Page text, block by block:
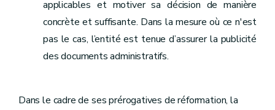
applicables et motiver sa décision de manière
concrète et suffisante. Dans la mesure où ce n'est
pas le cas, l’entité est tenue d’assurer la publicité
des documents administratifs.
Dans le cadre de ses prérogatives de réformation, la